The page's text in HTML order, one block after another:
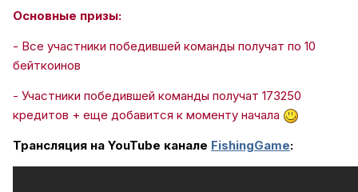
Основные призы:
- Все участники победившей команды получат по 10
бейткоинов
- Участники победившей команды получат 173250
кредитов + еще добавится к моменту начала
Трансляция на YouTube канале FishingGame: